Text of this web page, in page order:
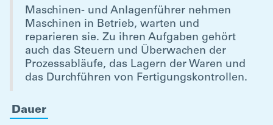
Maschinen- und Anlagenführer nehmen
Maschinen in Betrieb, warten und
reparieren sie. Zu ihren Aufgaben gehört
auch das Steuern und Überwachen der
Prozessabläufe, das Lagern der Waren und
das Durchführen von Fertigungskontrollen.
Dauer